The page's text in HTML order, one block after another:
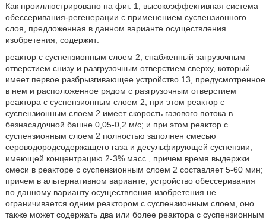
Как проиллюстрировано на фиг. 1, высокоэффективная система
обессеривания-регенерации с применением суспензионного
слоя, предложенная в данном варианте осуществления
изобретения, содержит:
реактор с суспензионным слоем 2, снабженный загрузочным
отверстием снизу и разгрузочным отверстием сверху, который
имеет первое разбрызгивающее устройство 13, предусмотренное
в нем и расположенное рядом с разгрузочным отверстием
реактора с суспензионным слоем 2, при этом реактор с
суспензионным слоем 2 имеет скорость газового потока в
безнасадочной башне 0,05-0,2 м/с; и при этом реактор с
суспензионным слоем 2 полностью заполнен смесью
сероводородсодержащего газа и десульфирующей суспензии,
имеющей концентрацию 2-3% масс., причем время выдержки
смеси в реакторе с суспензионным слоем 2 составляет 5-60 мин;
причем в альтернативном варианте, устройство обессеривания
по данному варианту осуществления изобретения не
ограничивается одним реактором с суспензионным слоем, оно
также может содержать два или более реактора с суспензионным